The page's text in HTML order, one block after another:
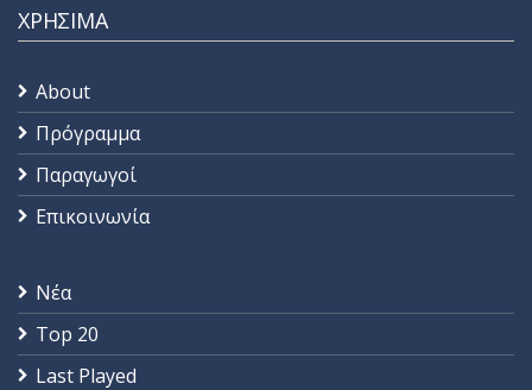
ΧΡΗΣΙΜΑ
About
Πρόγραμμα
Παραγωγοί
Επικοινωνία
Νέα
Top 20
Last Played